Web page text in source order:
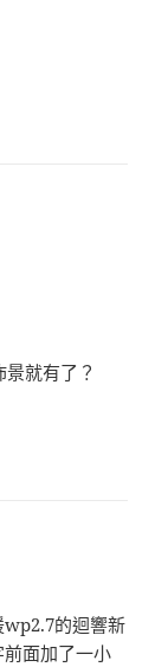
就有了？
wp2.7的迴響新
面加了一小